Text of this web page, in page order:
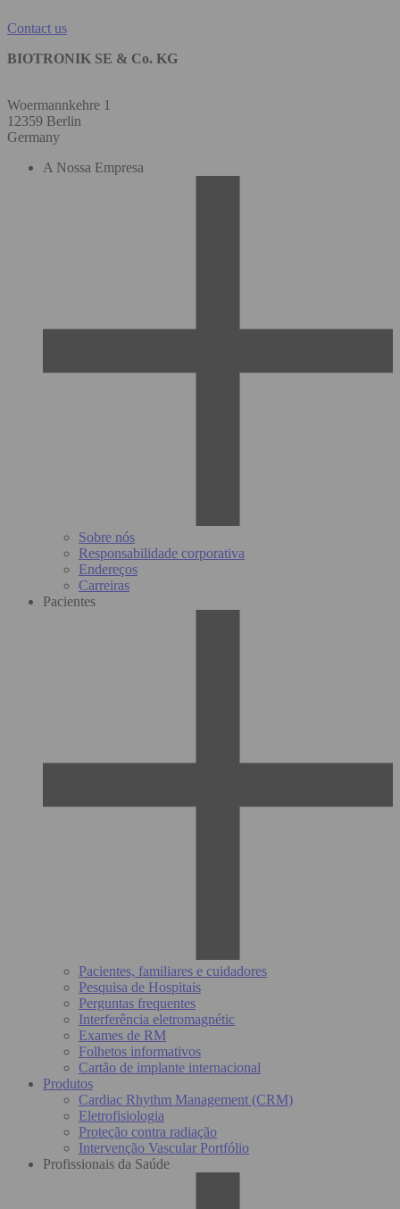
Contact us
BIOTRONIK SE & Co. KG
Woermannkehre 1
12359 Berlin
Germany
A Nossa Empresa
Sobre nós
Responsabilidade corporativa
Endereços
Carreiras
Pacientes
Pacientes, familiares e cuidadores
Pesquisa de Hospitais
Perguntas frequentes
Interferência eletromagnétic
Exames de RM
Folhetos informativos
Cartão de implante internacional
Produtos
Cardiac Rhythm Management (CRM)
Eletrofisiologia
Proteção contra radiação
Intervenção Vascular Portfólio
Profissionais da Saúde